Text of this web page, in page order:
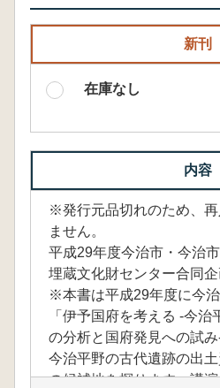
新刊
在庫なし
内容
※発行元品切れのため、
ません。
平成29年度今治市・今治
埋蔵文化財センター合同
※本書は平成29年度に今
「伊予国府を考える -今
の分析と国府発見への試み
今治平野の古代遺跡の出
の候補地を探ります。講